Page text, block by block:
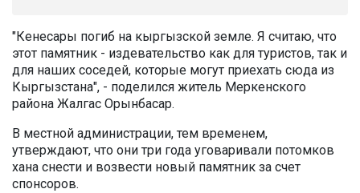
"Кенесары погиб на кыргызской земле. Я считаю, что
этот памятник - издевательство как для туристов, так и
для наших соседей, которые могут приехать сюда из
Кыргызстана", - поделился житель Меркенского
района Жалгас Орынбасар.
В местной администрации, тем временем,
утверждают, что они три года уговаривали потомков
хана снести и возвести новый памятник за счет
спонсоров.